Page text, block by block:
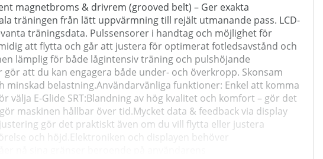
magnetbroms & drivrem (grooved belt) – Ger exakta
träningen från lätt uppvärmning till rejält utmanande pass. LCD-
träningsdata. Pulssensorer i handtag och möjlighet för
att flytta och går att justera för optimerat fotledsavstånd och
lämplig för både lågintensiv träning och pulshöjande
att du kan engagera både under- och överkropp. Skonsam
belastning.Användarvänliga funktioner: Enkel att komma
E-Glide SRT:Blandning av hög kvalitet och komfort – gör det
maskinen hållbar över tid.Mycket data & feedback via display
gör det praktiskt även om du vill flytta eller justera
och höjd.Elektroniken och displayen behöver